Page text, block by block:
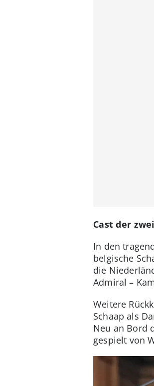
Cast der
In den
belgische
die
Admiral –
Weitere
Schaap als
Neu an Bord
gespielt von